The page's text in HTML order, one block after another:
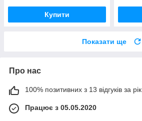
Купити
Показати ще
Про нас
100% позитивних з 13 відгуків за рік
Працює з 05.05.2020